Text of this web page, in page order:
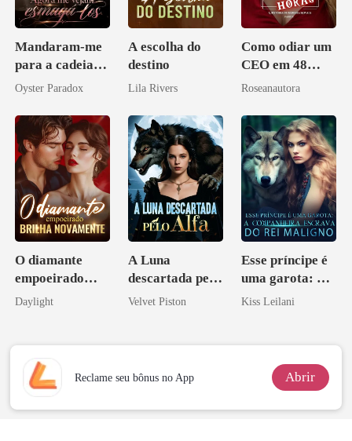
Mandaram-me
para a cadeia?
Agora me
los
Oyster Paradox
A escolha do
destino
Lila Rivers
Como odiar um
CEO em 48
horas
Roseanautora
O diamante
empoeirado
brilha
Daylight
A Luna
descartada pelo
Alfa
Velvet Piston
Esse príncipe é
uma garota: A
companheira
Kiss Leilani
Reclame seu bônus no App Abrir